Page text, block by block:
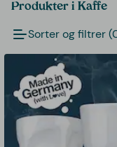
Produkter i Kaffe
Sorter og filtrer